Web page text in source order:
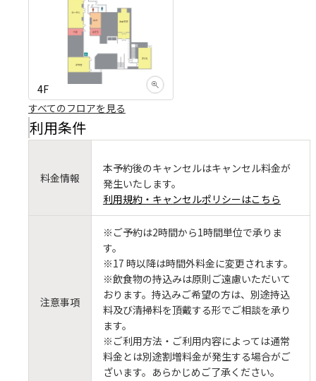
4F
すべてのフロアを見る
利用条件
料金情報
本予約後のキャンセルはキャンセル料金が
発生いたします。
利用規約・キャンセルポリシーはこちら
注意事項
※ご予約は2時間から1時間単位で承りま
す。
※17 時以降は時間外料金に変更されます。
※飲食物の持込みは原則ご遠慮いただいて
おります。持込みご希望の方は、別途持込
料及び清掃料を頂戴する形でご相談を承り
ます。
※ご利用方法・ご利用内容によっては通常
料金とは別途割増料金が発生する場合がご
ざいます。あらかじめご了承ください。